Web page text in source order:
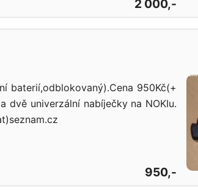
2 000,-
baterií,odblokovaný).Cena 950Kč(+
dvě univerzální nabíječky na NOKIu.
950,-